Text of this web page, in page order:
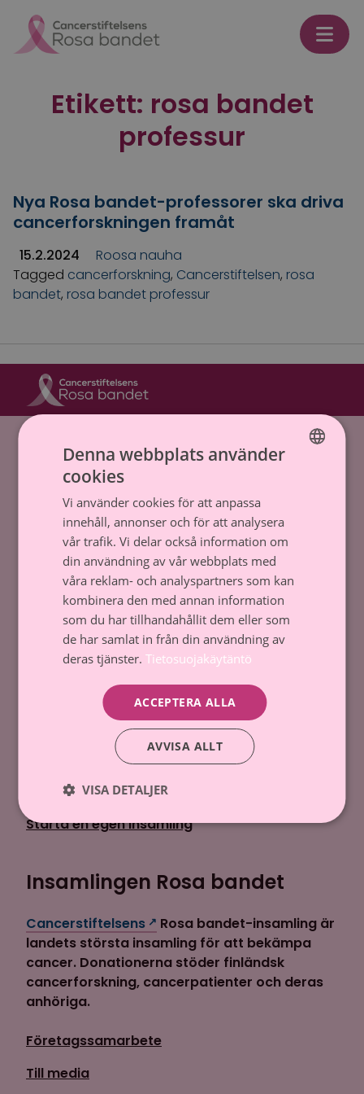
Etikett: rosa bandet
professur
Nya Rosa bandet-professorer ska driva
cancerforskningen framåt
15.2.2024
Roosa nauha
Tagged cancerforskning, Cancerstiftelsen, rosa
bandet, rosa bandet professur
Cancerstiftelsen sr (FO-nummer 0237165-7)
Backasgatan 2, 00500 Helsingfors,
Tfn. 09 135 331
Dataskydd och register
Tillstånd till penninginsamling
Kontakta oss
Gör en donation
Donera via telefon
Starta en egen insamling
Insamlingen Rosa bandet
Cancerstiftelsens
Rosa bandet-insamling är
landets största insamling för att bekämpa
cancer. Donationerna stöder finländsk
cancerforskning, cancerpatienter och deras
anhöriga.
Företagssamarbete
Till media
Denna webbplats använder
cookies
Vi använder cookies för att anpassa
innehåll, annonser och för att analysera
vår trafik. Vi delar också information om
din användning av vår webbplats med
våra reklam- och analyspartners som kan
kombinera den med annan information
som du har tillhandahållit dem eller som
de har samlat in från din användning av
deras tjänster. Tietosuojakäytäntö
ACCEPTERA ALLA
AVVISA ALLT
VISA DETALJER